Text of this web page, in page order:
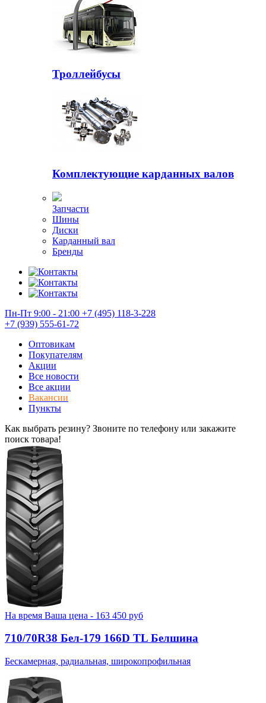
Троллейбусы
Комплектующие карданных валов
Запчасти
Шины
Диски
Карданный вал
Бренды
Пн-Пт 9:00 - 21:00 +7 (495) 118-3-228
+7 (939) 555-61-72
Оптовикам
Покупателям
Акции
Все новости
Все акции
Вакансии
Пункты
Как выбрать резину? Звоните по телефону или закажите
поиск товара!
На время Ваша цена - 163 450 руб
710/70R38 Бел-179 166D TL Белшина
Бескамерная, радиальная, широкопрофильная